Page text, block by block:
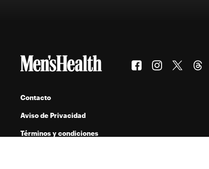
Contacto
Aviso de Privacidad
Términos y condiciones